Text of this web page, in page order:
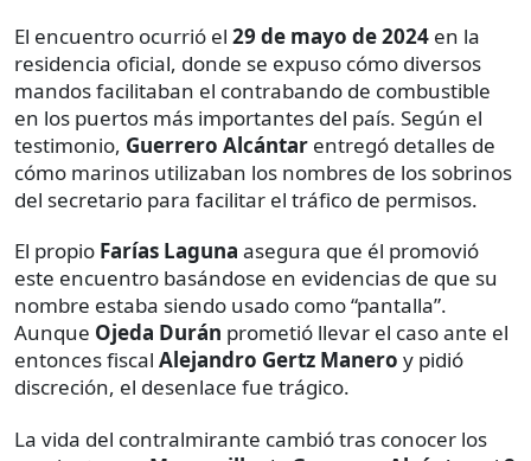
El encuentro ocurrió el 29 de mayo de 2024 en la
residencia oficial, donde se expuso cómo diversos
mandos facilitaban el contrabando de combustible
en los puertos más importantes del país. Según el
testimonio, Guerrero Alcántar entregó detalles de
cómo marinos utilizaban los nombres de los sobrinos
del secretario para facilitar el tráfico de permisos.
El propio Farías Laguna asegura que él promovió
este encuentro basándose en evidencias de que su
nombre estaba siendo usado como “pantalla”.
Aunque Ojeda Durán prometió llevar el caso ante el
entonces fiscal Alejandro Gertz Manero y pidió
discreción, el desenlace fue trágico.
La vida del contralmirante cambió tras conocer los